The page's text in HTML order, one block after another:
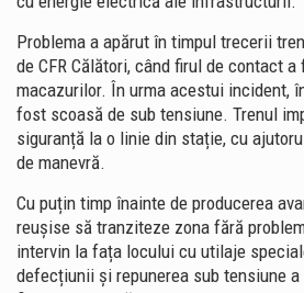
Problema a apărut în timpul trecerii
de CFR Călători, când firul de contact
macazurilor. În urma acestui incident,
fost scoasă de sub tensiune. Trenul
siguranță la o linie din stație, cu
de manevră.
Cu puțin timp înainte de producerea
reușise să tranziteze zona fără
intervin la fața locului cu utilaje
defecțiunii și repunerea sub tensiune